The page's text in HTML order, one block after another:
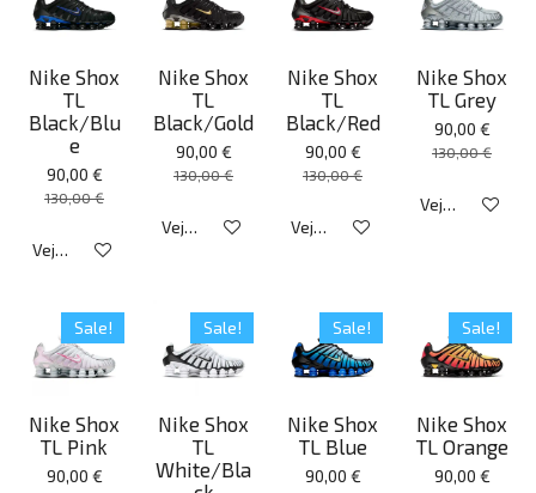
Nike Shox
TL
Black/Blu
e
90,00 €
130,00 €
Veja detalhes
Nike Shox
TL
Black/Gold
90,00 €
130,00 €
Veja detalhes
Nike Shox
TL
Black/Red
90,00 €
130,00 €
Veja detalhes
Nike Shox
TL Grey
90,00 €
130,00 €
Veja detalhes
Sale!
Nike Shox
TL Pink
90,00 €
Sale!
Nike Shox
TL
White/Bla
Sale!
Nike Shox
TL Blue
90,00 €
Sale!
Nike Shox
TL Orange
90,00 €